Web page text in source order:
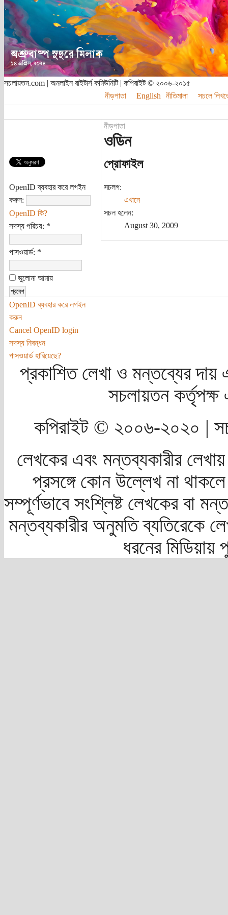
সচলায়তন.com | অনলাইন রাইটার্স কমিউনিটি | কপিরাইট © ২০০৬-২০১৫
নীড়পাতা
English নীতিমালা সচলে
OpenID ব্যবহার করে লগইন
করুন:
OpenID কি?
সদস্য পরিচয়: *
পাসওয়ার্ড: *
ভুলোনা আমায়
OpenID ব্যবহার করে লগইন
করুন
Cancel OpenID login
সদস্য নিবন্ধন
পাসওয়ার্ড হারিয়েছে?
নীড়পাতা
ওডিন
প্রোফাইল
সচলগ:
এখানে
সচল হলেন:
August 30, 2009
প্রকাশিত লেখা ও মন্তব্যের দায়
সচলায়তন
কপিরাইট © ২০০৬-২০২০ |
লেখকের এবং মন্তব্যকারীর
প্রসঙ্গে কোন উল্লেখ না
সম্পূর্ণভাবে সংশ্লিষ্ট লেখকের বা
মন্তব্যকারীর অনুমতি ব্যতিরেকে
ধরনের মিডিয়ায়